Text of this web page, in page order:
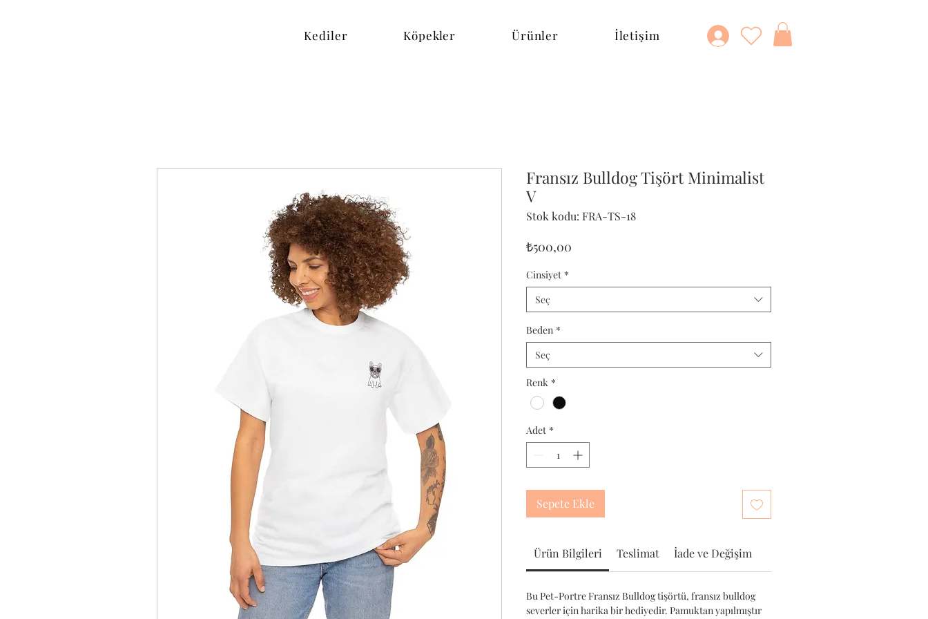
Kediler Köpekler Ürünler İletişim
Fransız Bulldog Tişört Minimalist
V
Stok kodu: FRA-TS-18
₺500,00
Cinsiyet *
Seç
Beden *
Seç
Renk *
Adet *
Sepete Ekle
Ürün Bilgileri Teslimat İade ve Değişim
Bu Pet-Portre Fransız Bulldog tişörtü, fransız bulldog
severler için harika bir hediyedir. Pamuktan yapılmıştır